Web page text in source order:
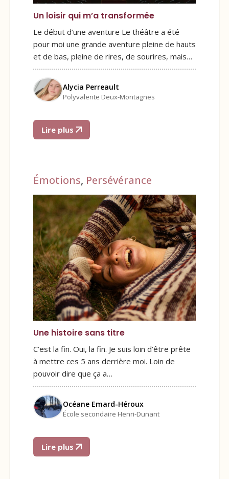
Un loisir qui m’a transformée
Le début d’une aventure Le théâtre a été
pour moi une grande aventure pleine de hauts
et de bas, pleine de rires, de sourires, mais…
Alycia Perreault
Polyvalente Deux-Montagnes
Lire plus
Émotions, Persévérance
Une histoire sans titre
C’est la fin. Oui, la fin. Je suis loin d’être prête
à mettre ces 5 ans derrière moi. Loin de
pouvoir dire que ça a…
Océane Emard-Héroux
École secondaire Henri-Dunant
Lire plus